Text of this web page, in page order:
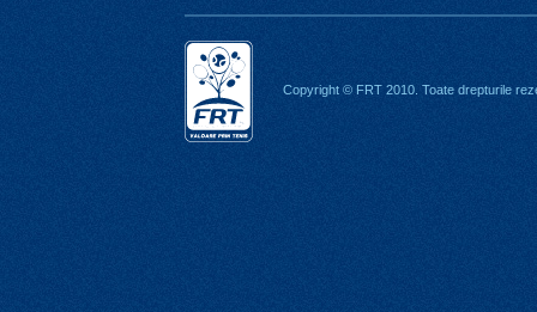
Copyright © FRT 2010. Toate drepturile